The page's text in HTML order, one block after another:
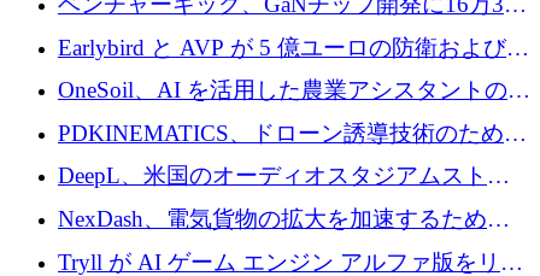
ユーロでMinisaを支援
Earlybird と AVP が 5 億ユーロの防衛および二
重用途の成長基金である E2D を立ち上げる
OneSoil、AI を活用した農業アシスタントの拡
大に​​ 100 万ユーロを確保
PDKINEMATICS、ドローン誘導技術のために
200 万ユーロを調達
DeepL、米国のオーディオスタジアムストリ
ーミング事業Mixhaloを買収
NexDash、電気貨物の拡大を加速するために
EIT Urban Mobilityから250万ユーロを確保
Tryll が AI ゲーム エンジン アルファ版をリリ